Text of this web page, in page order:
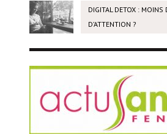
DIGITAL DETOX : MOINS
D’ATTENTION ?